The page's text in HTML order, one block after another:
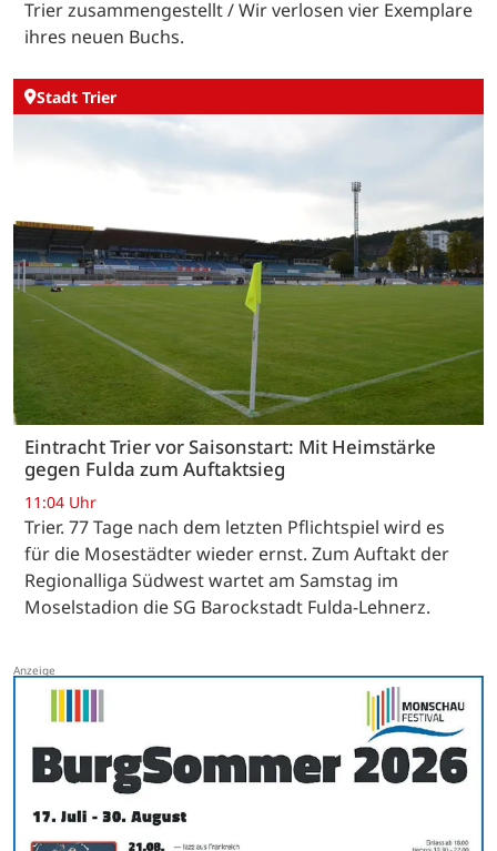
Trier zusammengestellt / Wir verlosen vier Exemplare
ihres neuen Buchs.
Stadt Trier
Eintracht Trier vor Saisonstart: Mit Heimstärke
gegen Fulda zum Auftaktsieg
11:04 Uhr
Trier. 77 Tage nach dem letzten Pflichtspiel wird es
für die Mosestädter wieder ernst. Zum Auftakt der
Regionalliga Südwest wartet am Samstag im
Moselstadion die SG Barockstadt Fulda-Lehnerz.